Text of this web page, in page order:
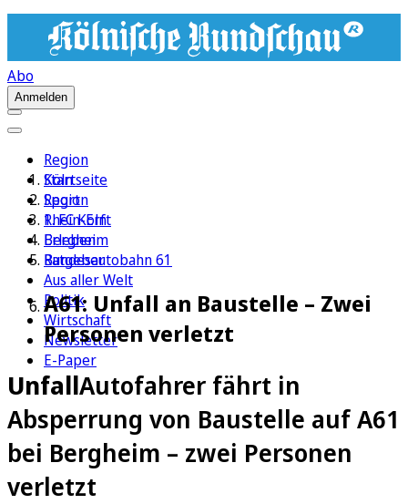
Abo
Anmelden
Region
Köln
Sport
1. FC Köln
Erleben
Ratgeber
Aus aller Welt
Politik
Wirtschaft
Newsletter
E-Paper
Startseite
Region
Rhein-Erft
Bergheim
Bundesautobahn 61
A61: Unfall an Baustelle – Zwei
Personen verletzt
UnfallAutofahrer fährt in
Absperrung von Baustelle auf A61
bei Bergheim – zwei Personen
verletzt